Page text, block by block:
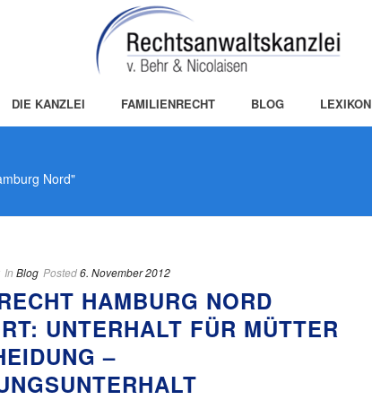
DIE KANZLEI FAMILIENRECHT BLOG LEXIKON
Nord"
In Blog Posted6. November 2012
HAMBURG NORD
UNTERHALT FÜR MÜTTER
–